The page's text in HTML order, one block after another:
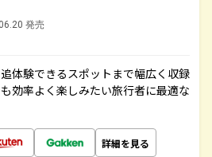
発売
体験できるスポットまで幅広く収録
効率よく楽しみたい旅行者に最適な
詳細を見る